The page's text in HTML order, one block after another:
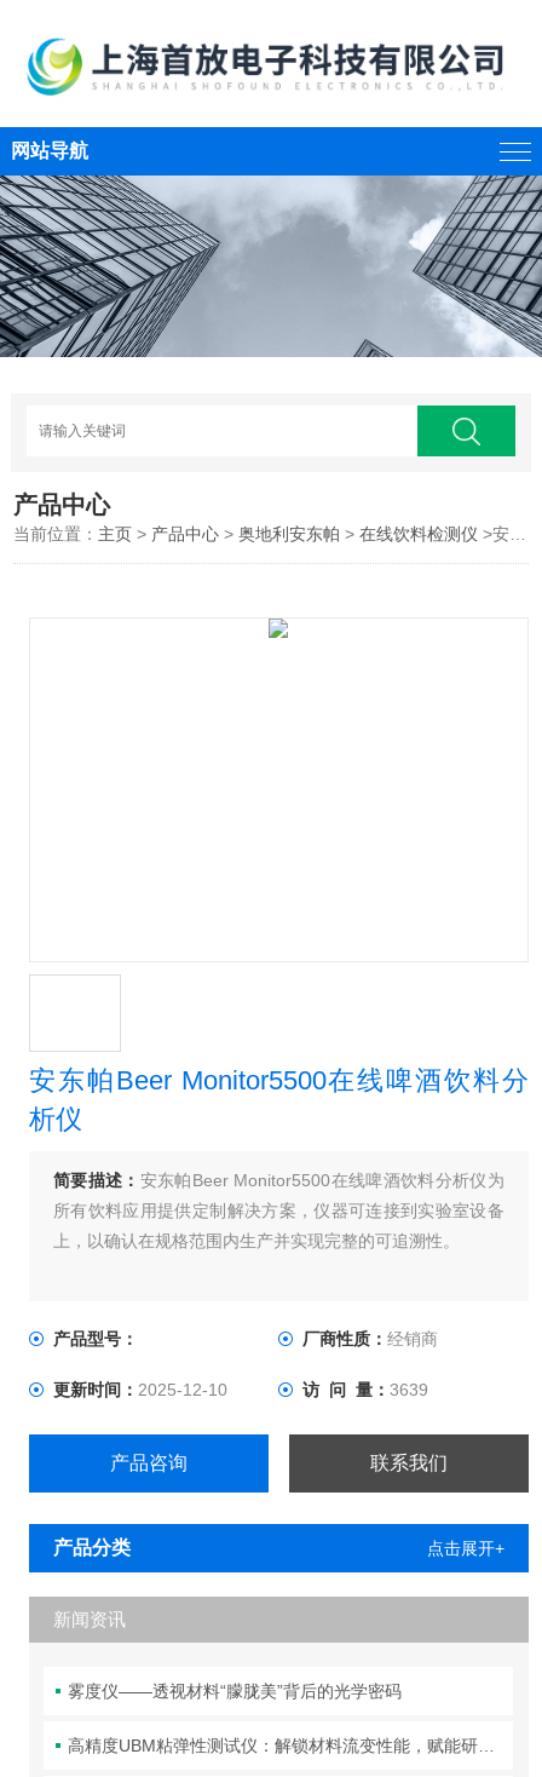
网站导航
产品中心
当前位置： 主页 > 产品中心 >奥地利安东帕 >在线饮料检测仪 >安东帕Beer Monitor5500在线啤酒饮料分析仪
安东帕Beer Monitor5500在线啤酒饮料分
析仪
简要描述： 安东帕Beer Monitor5500在线啤酒饮料分析仪为
所有饮料应用提供定制解决方案，仪器可连接到实验室设备
上，以确认在规格范围内生产并实现完整的可追溯性。
产品型号： 厂商性质：经销商
更新时间： 2025-12-10 访 问 量：3639
产品咨询 联系我们
产品分类 点击展开+
新闻资讯
雾度仪——透视材料“朦胧美”背后的光学密码
高精度UBM粘弹性测试仪：解锁材料流变性能，赋能研发与质控